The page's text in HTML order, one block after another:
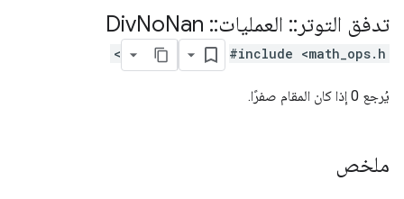
تدفق التوتر :: العمليات::
NoNan
#include <math_ops.h>
يُرجع 0 إذا كان المقام صفرًا.
ملخص